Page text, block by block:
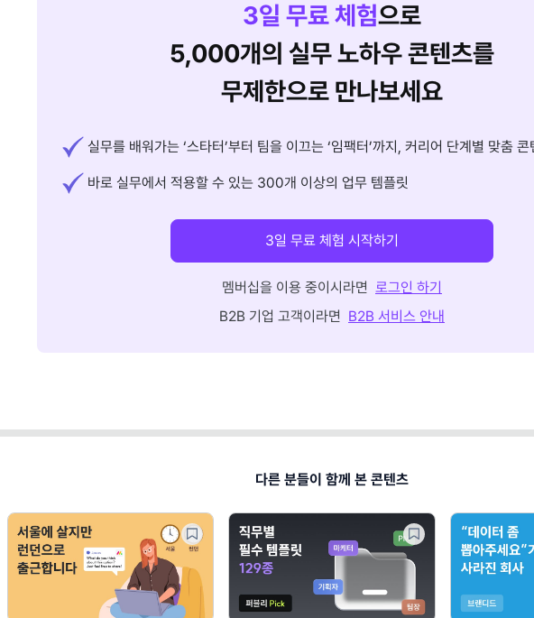
3일 무료 체험으로
5,000개의 실무 노하우 콘텐츠를
무제한으로 만나보세요
실무를 배워가는 ‘스타터’부터 팀을 이끄는 ‘임팩터’까지, 커리어 단계별 맞춤 콘
바로 실무에서 적용할 수 있는 300개 이상의 업무 템플릿
3일 무료 체험 시작하기
멤버십을 이용 중이시라면 로그인 하기
B2B 기업 고객이라면 B2B 서비스 안내
다른 분들이 함께 본 콘텐츠